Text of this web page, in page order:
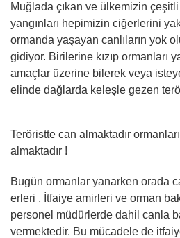
Muğlada çıkan ve ülkemizin
yangınları hepimizin ciğerlerini
ormanda yaşayan canlıların yok
gidiyor. Birilerine kızıp ormanları
amaçlar üzerine bilerek veya
elinde dağlarda keleşle gezen
Teröristte can almaktadır
almaktadır !
Bugün ormanlar yanarken orada
erleri , İtfaiye amirleri ve orman
personel müdürlerde dahil canla
vermektedir. Bu mücadele de